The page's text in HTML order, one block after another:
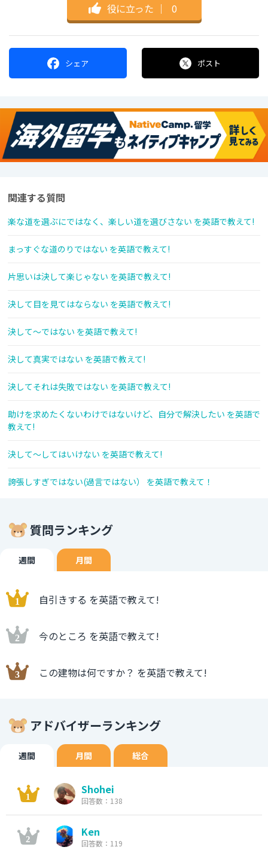
役に立った ｜ 0
シェア ポスト
関連する質問
楽な道を選ぶにではなく、楽しい道を選びさない を英語で教えて!
まっすぐな道のりではない を英語で教えて!
片思いは決して楽じゃない を英語で教えて!
決して目を見てはならない を英語で教えて!
決して〜ではない を英語で教えて!
決して真実ではない を英語で教えて!
決してそれは失敗ではない を英語で教えて!
助けを求めたくないわけではないけど、自分で解決したい を英語で
教えて!
決して～してはいけない を英語で教えて!
誇張しすぎではない(過言ではない） を英語で教えて！
質問ランキング
週間 月間
自引きする を英語で教えて!
今のところ を英語で教えて!
この建物は何ですか？ を英語で教えて!
アドバイザーランキング
週間 月間 総合
Shohei
回答数：138
Ken
回答数：119